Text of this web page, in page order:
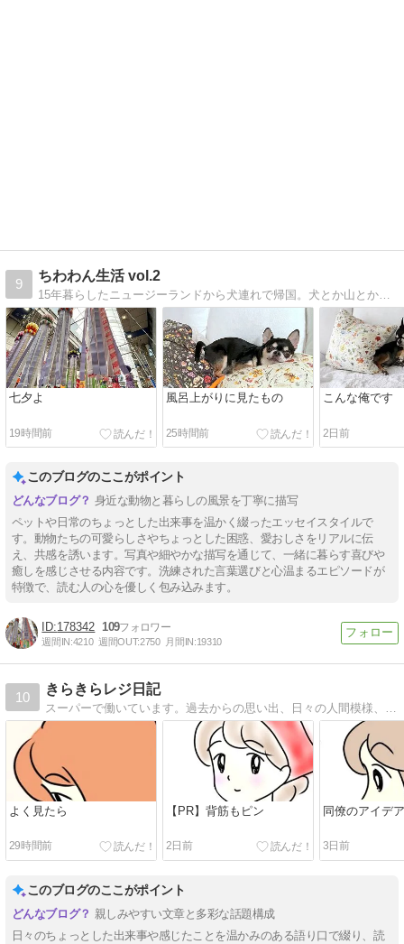
9
ちわわん生活 vol.2
15年暮らしたニュージーランドから犬連れで帰国。犬とか山とか温泉とか海外生活とかあれこれ。
七夕よ
19時間前
風呂上がりに見たもの
25時間前
こんな俺です
2日前
このブログのここがポイント
身近な動物と暮らしの風景を丁寧に描写
ペットや日常のちょっとした出来事を温かく綴ったエッセイスタイルで
す。動物たちの可愛らしさやちょっとした困惑、愛おしさをリアルに伝
え、共感を誘います。写真や細やかな描写を通じて、一緒に暮らす喜びや
癒しを感じさせる内容です。洗練された言葉選びと心温まるエピソードが
特徴で、読む人の心を優しく包み込みます。
178342 109
週間IN:4210 週間OUT:2750 月間IN:19310
10
きらきらレジ日記
スーパーで働いています。過去からの思い出、日々の人間模様、私目線のレジあるある等を描いています。
よく見たら
29時間前
【PR】背筋もピン
2日前
同僚のアイデア
3日前
このブログのここがポイント
親しみやすい文章と多彩な話題構成
日々のちょっとした出来事や感じたことを温かみのある語り口で綴り、読